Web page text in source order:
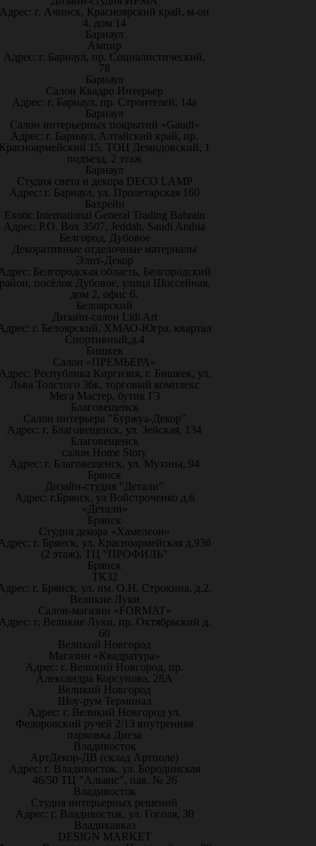
Адрес: г. Ачинск, Красноярский край, м-он
4, дом 14
Барнаул
Ампир
Адрес: г. Барнаул, пр. Социалистический,
78
Барнаул
Салон Квадро Интерьер
Адрес: г. Барнаул, пр. Строителей, 14а
Барнаул
Салон интерьерных покрытий «Gaudi»
Адрес: г. Барнаул, Алтайский край, пр.
15, ТОЦ Демидовский, 1
подъезд, 2 этаж
Барнаул
Студия света и декора DECO LAMP
Адрес: г. Барнаул, ул. Пролетарская 160
Бахрейн
Exotic International General Trading Bahrain
Адрес: P.O. Box 3507, Jeddah, Saudi Arabia
Белгород, Дубовое
Декоративные отделочные материалы
Элит-Декор
Белгородская область, Белгородский
посёлок Дубовое, улица Шоссейная,
дом 2, офис 6.
Белоярский
Дизайн-салон Lidi Art
г. Белоярский, ХМАО-Югра, квартал
Спортивный,д.4
Бишкек
Салон «ПРЕМЬЕРА»
Республика Киргизия, г. Бишкек, ул.
Льва Толстого 36к, торговый комплекс
Мега Мастер, бутик Г3
Благовещенск
Салон интерьера "Буржуа-Декор"
Адрес: г. Благовещенск, ул. Зейская, 134
Благовещенск
салон Home Story
Адрес: г. Благовещенск, ул. Мухина, 94
Брянск
Дизайн-студия "Детали"
Адрес: г.Брянск, ул Войстроченко д.6
«Детали»
Брянск
Студия декора «Хамелеон»
г. Брянск, ул. Красноармейская д.93б
(2 этаж), ТЦ "ПРОФИЛЬ"
Брянск
ТК32
г. Брянск, ул. им. О.Н. Строкина, д.2.
Великие Луки
Салон-магазин «FORMAT»
г. Великие Луки, пр. Октябрьский д.
60
Великий Новгород
Магазин «Квадратура»
Адрес: г. Великий Новгород, пр.
Александра Корсунова, 28А
Великий Новгород
Шоу-рум Терминал
Адрес: г. Великий Новгород ул.
Федоровский ручей 2/13 внутренняя
парковка Диеза
Владивосток
АртДекор-ДВ (склад Артполе)
Адрес: г. Владивосток, ул. Бородинская
46/50 ТЦ "Альянс", пав. № 26
Владивосток
Студия интерьерных решений
Адрес: г. Владивосток, ул. Гоголя, 30
Владикавказ
DESIGN MARKET